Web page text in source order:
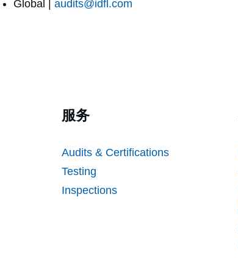
Global | audits@idfl.com
服务
Audits & Certifications
Testing
Inspections